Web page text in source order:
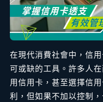
在現代消費社會中，信
可或缺的工具。許多人
用信用卡，甚至選擇信
利，但如果不加以控制